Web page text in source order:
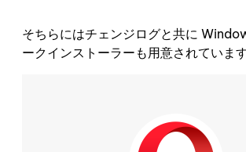
そちらにはチェンジログと共に
ークインストーラーも用意されています